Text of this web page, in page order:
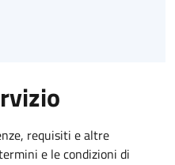
requisiti e altre
e le condizioni di